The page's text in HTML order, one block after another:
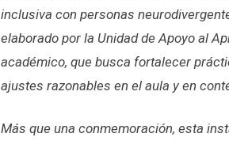
inclusiva con personas
elaborado por la Unidad de Apoyo al
académico, que busca fortalecer
ajustes razonables en el aula y en
Más que una conmemoración, esta